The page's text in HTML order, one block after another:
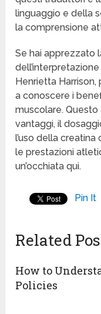
linguaggio e della
la comprensione
Se hai apprezzato
Henrietta
a conoscere i
muscolare.
vantaggi, il
l’uso della
le prestazioni
un’occhiata qui.
Pin It
Related
How to
Policies